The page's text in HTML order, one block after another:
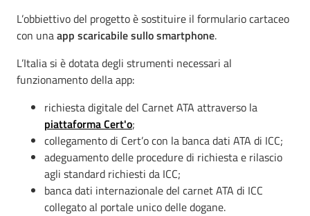
L’obbiettivo del progetto è sostituire il formulario cartaceo
con unaapp scaricabile sullo smartphone.
L’Italia si è dotata degli strumenti necessari al
funzionamento della app:
richiesta digitale del Carnet ATA attraverso la
piattaforma Cert'o;
collegamento di Cert’o con la banca dati ATA di ICC;
adeguamento delle procedure di richiesta e rilascio
agli standard richiesti da ICC;
banca dati internazionale del carnet ATA di ICC
collegato al portale unico delle dogane.